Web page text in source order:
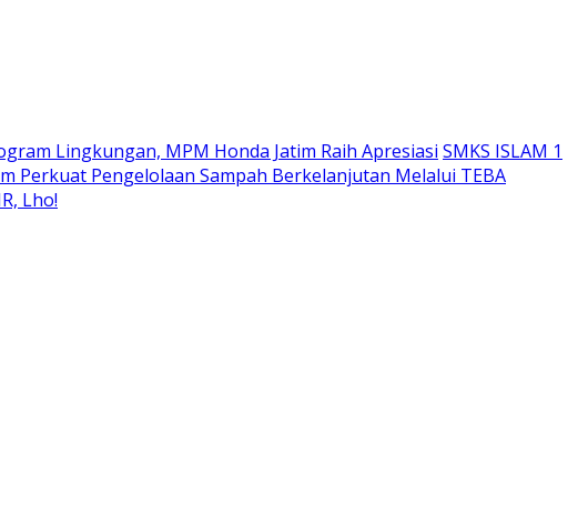
Lingkungan, MPM Honda Jatim Raih Apresiasi SMKS ISLAM 1
Perkuat Pengelolaan Sampah Berkelanjutan Melalui TEBA
Lho!